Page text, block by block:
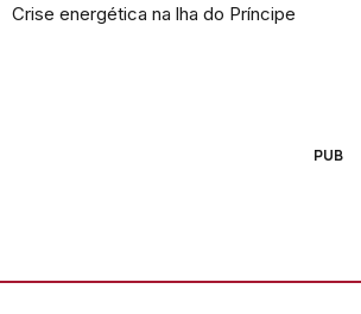
Crise energética na lha do Príncipe
PUB